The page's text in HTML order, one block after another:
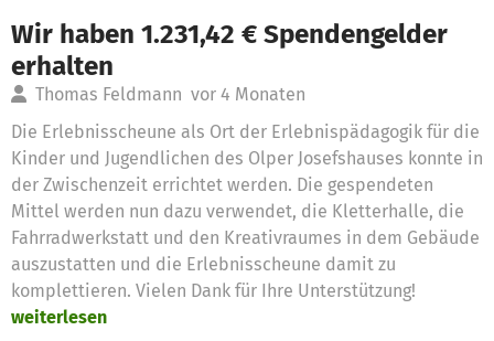
Wir haben 1.231,42 € Spendengelder
erhalten
Thomas Feldmann vor 4 Monaten
Die Erlebnisscheune als Ort der Erlebnispädagogik für die
Kinder und Jugendlichen des Olper Josefshauses konnte in
der Zwischenzeit errichtet werden. Die gespendeten
Mittel werden nun dazu verwendet, die Kletterhalle, die
Fahrradwerkstatt und den Kreativraumes in dem Gebäude
auszustatten und die Erlebnisscheune damit zu
komplettieren. Vielen Dank für Ihre Unterstützung!
weiterlesen